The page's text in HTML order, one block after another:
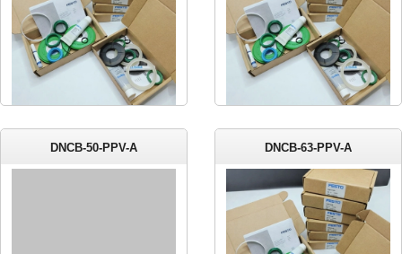
DNCB-50-PPV-A DNCB-63-PPV-A